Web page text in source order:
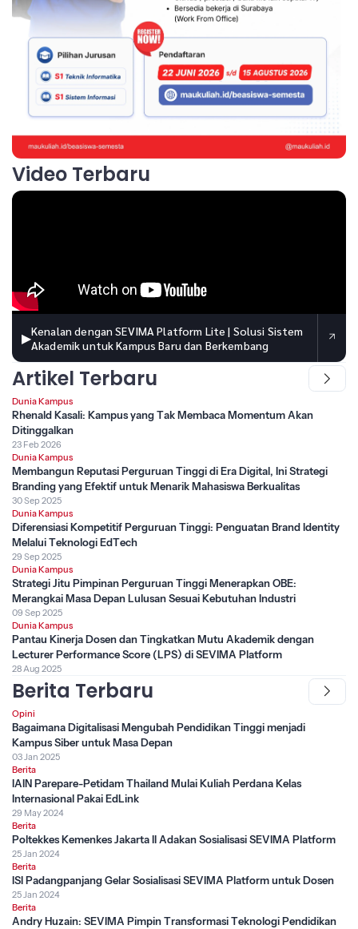
Video Terbaru
▶Kenalan dengan SEVIMA Platform Lite | Solusi Sistem
Akademik untuk Kampus Baru dan Berkembang
Artikel Terbaru
Dunia Kampus
Rhenald Kasali: Kampus yang Tak Membaca Momentum Akan
Ditinggalkan
23 Feb 2026
Dunia Kampus
Membangun Reputasi Perguruan Tinggi di Era Digital, Ini Strategi
Branding yang Efektif untuk Menarik Mahasiswa Berkualitas
30 Sep 2025
Dunia Kampus
Diferensiasi Kompetitif Perguruan Tinggi: Penguatan Brand Identity
Melalui Teknologi EdTech
29 Sep 2025
Dunia Kampus
Strategi Jitu Pimpinan Perguruan Tinggi Menerapkan OBE:
Merangkai Masa Depan Lulusan Sesuai Kebutuhan Industri
09 Sep 2025
Dunia Kampus
Pantau Kinerja Dosen dan Tingkatkan Mutu Akademik dengan
Lecturer Performance Score (LPS) di SEVIMA Platform
28 Aug 2025
Berita Terbaru
Opini
Bagaimana Digitalisasi Mengubah Pendidikan Tinggi menjadi
Kampus Siber untuk Masa Depan
03 Jan 2025
Berita
IAIN Parepare-Petidam Thailand Mulai Kuliah Perdana Kelas
Internasional Pakai EdLink
29 May 2024
Berita
Poltekkes Kemenkes Jakarta II Adakan Sosialisasi SEVIMA Platform
25 Jan 2024
Berita
ISI Padangpanjang Gelar Sosialisasi SEVIMA Platform untuk Dosen
25 Jan 2024
Berita
Andry Huzain: SEVIMA Pimpin Transformasi Teknologi Pendidikan